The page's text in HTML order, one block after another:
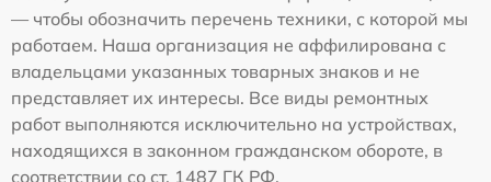
— чтобы обозначить перечень техники, с которой мы
работаем. Наша организация не аффилирована с
владельцами указанных товарных знаков и не
представляет их интересы. Все виды ремонтных
работ выполняются исключительно на устройствах,
находящихся в законном гражданском обороте, в
соответствии со ст. 1487 ГК РФ.